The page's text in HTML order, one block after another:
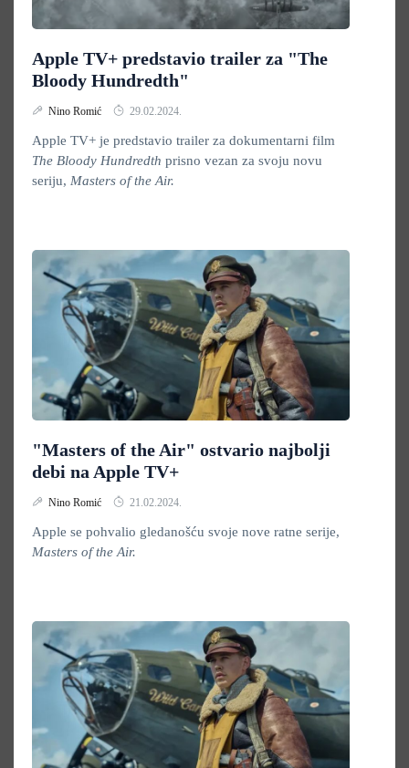
Apple TV+ predstavio trailer za "The
Bloody Hundredth"
Nino Romić 29.02.2024.
Apple TV+ je predstavio trailer za dokumentarni film
The Bloody Hundredth prisno vezan za svoju novu
seriju, Masters of the Air.
"Masters of the Air" ostvario najbolji
debi na Apple TV+
Nino Romić 21.02.2024.
Apple se pohvalio gledanošću svoje nove ratne serije,
Masters of the Air.